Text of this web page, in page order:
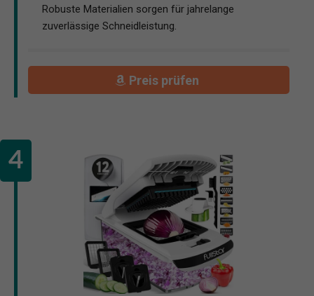
Robuste Materialien sorgen für jahrelange
zuverlässige Schneidleistung.
Preis prüfen